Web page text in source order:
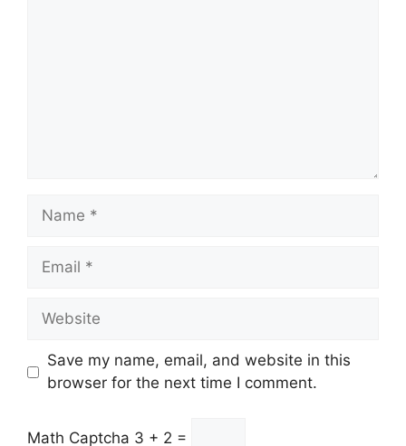
Name
Email
Website
Save my name, email, and website in this
browser for the next time I comment.
Math Captcha 3 + 2 =